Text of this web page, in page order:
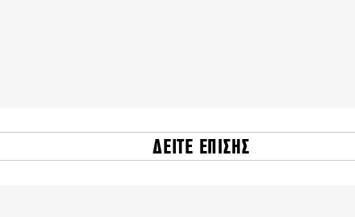
ΔΕΙΤΕ ΕΠΙΣΗΣ